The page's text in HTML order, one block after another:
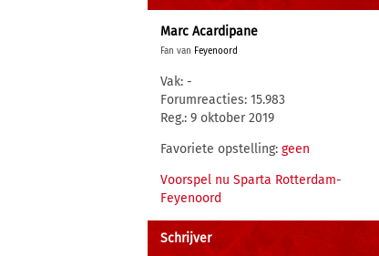
Marc Acardipane
Fan van Feyenoord
Vak: -
Forumreacties: 15.983
Reg.: 9 oktober 2019
Favoriete opstelling: geen
Voorspel nu Sparta Rotterdam-
Feyenoord
Schrijver